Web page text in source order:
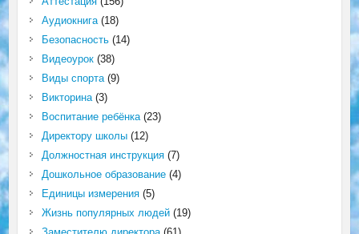
Аудиокнига(18)
Безопасность(14)
Видеоурок(38)
Виды спорта(9)
Викторина(3)
Воспитание ребёнка(23)
Директору школы(12)
Должностная инструкция(7)
Дошкольное образование(4)
Единицы измерения(5)
Жизнь популярных людей(19)